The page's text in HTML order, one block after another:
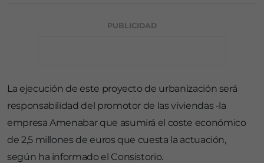
PUBLICIDAD
La ejecución de este proyecto de urbanización será
responsabilidad del promotor de las viviendas -la
empresa Amenabar que asumirá el coste económico
de 2,5 millones de euros que cuesta la actuación,
según ha informado el Consistorio.